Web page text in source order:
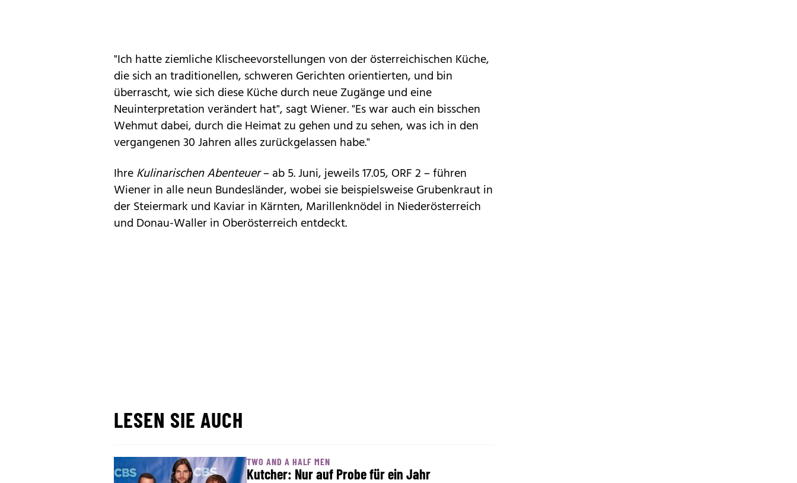
"Ich hatte ziemliche Klischeevorstellungen von der österreichischen Küche,
die sich an traditionellen, schweren Gerichten orientierten, und bin
überrascht, wie sich diese Küche durch neue Zugänge und eine
Neuinterpretation verändert hat", sagt Wiener. "Es war auch ein bisschen
Wehmut dabei, durch die Heimat zu gehen und zu sehen, was ich in den
vergangenen 30 Jahren alles zurückgelassen habe."
IhreKulinarischen Abenteuer– ab 5. Juni, jeweils 17.05, ORF 2 – führen
Wiener in alle neun Bundesländer, wobei sie beispielsweise Grubenkraut in
der Steiermark und Kaviar in Kärnten, Marillenknödel in Niederösterreich
und Donau-Waller in Oberösterreich entdeckt.
LESEN SIE AUCH
TWO AND A HALF MEN
Kutcher: Nur auf Probe für ein Jahr